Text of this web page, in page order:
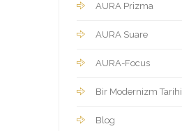
AURA Prizma
AURA Suare
AURA-Focus
Bir Modernizm Tarihi
Blog